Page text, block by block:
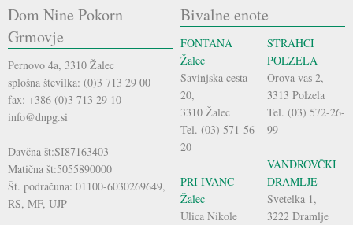
Dom Nine Pokorn
Grmovje
Pernovo 4a, 3310 Žalec
splošna številka: (0)3 713 29 00
fax: +386 (0)3 713 29 10
info@dnpg.si
Davčna št:SI87163403
Matična št:5055890000
Št. podračuna: 01100-6030269649,
RS, MF, UJP
Bivalne enote
FONTANA
Žalec
Savinjska cesta
20,
3310 Žalec
Tel. (03) 571-56-
20
PRI IVANC
Žalec
Ulica Nikole
STRAHCI
POLZELA
Orova vas 2,
3313 Polzela
Tel. (03) 572-26-
99
VANDROVČKI
DRAMLJE
Svetelka 1,
3222 Dramlje